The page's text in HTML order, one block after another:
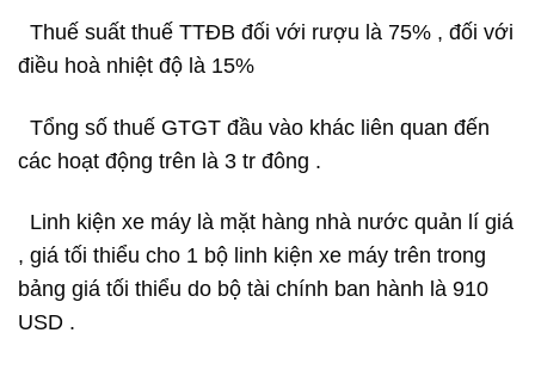
Thuế suất thuế TTĐB đối với rượu là 75% , đối với
điều hoà nhiệt độ là 15%
Tổng số thuế GTGT đầu vào khác liên quan đến
các hoạt động trên là 3 tr đông .
Linh kiện xe máy là mặt hàng nhà nước quản lí giá
, giá tối thiểu cho 1 bộ linh kiện xe máy trên trong
bảng giá tối thiểu do bộ tài chính ban hành là 910
USD .